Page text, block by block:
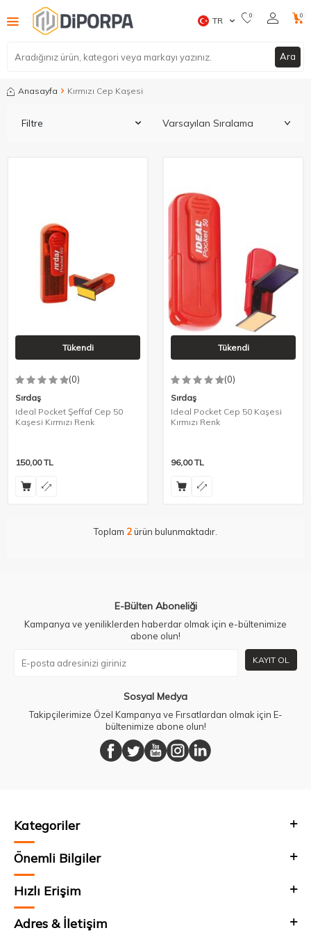
Ara
TR 0 0
Anasayfa Kırmızı Cep Kaşesi
Filtre
Tükendi
(0)
Sırdaş
Ideal Pocket Şeffaf Cep 50
Kaşesi Kırmızı Renk
150,00TL
Tükendi
(0)
Sırdaş
Ideal Pocket Cep 50 Kaşesi
Kırmızı Renk
96,00TL
Toplam 2ürün bulunmaktadır.
E-Bülten Aboneliği
Kampanya ve yeniliklerden haberdar olmak için e-bültenimize
abone olun!
KAYIT OL
Sosyal Medya
Takipçilerimize Özel Kampanya ve Fırsatlardan olmak için E-
bültenimize abone olun!
Kategoriler
Önemli Bilgiler
Hızlı Erişim
Adres & İletişim